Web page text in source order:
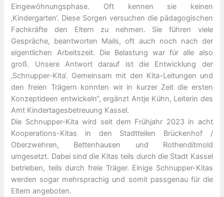
Eingewöhnungsphase. Oft kennen sie keinen
‚Kindergarten‘. Diese Sorgen versuchen die pädagogischen
Fachkräfte den Eltern zu nehmen. Sie führen viele
Gespräche, beantworten Mails, oft auch noch nach der
eigentlichen Arbeitszeit. Die Belastung war für alle also
groß. Unsere Antwort darauf ist die Entwicklung der
‚Schnupper-Kita‘. Gemeinsam mit den Kita-Leitungen und
den freien Trägern konnten wir in kurzer Zeit die ersten
Konzeptideen entwickeln“, ergänzt Antje Kühn, Leiterin des
Amt Kindertagesbetreuung Kassel.
Die Schnupper-Kita wird seit dem Frühjahr 2023 in acht
Kooperations-Kitas in den Stadtteilen Brückenhof /
Oberzwehren, Bettenhausen und Rothenditmold
umgesetzt. Dabei sind die Kitas teils durch die Stadt Kassel
betrieben, teils durch freie Träger. Einige Schnupper-Kitas
werden sogar mehrsprachig und somit passgenau für die
Eltern angeboten.